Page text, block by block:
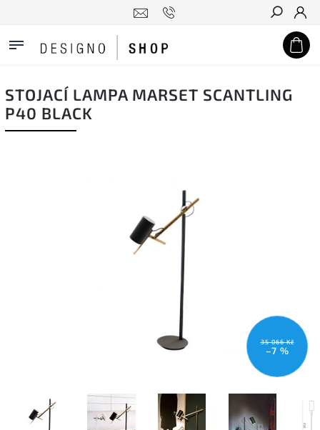
Hledat
STOJACÍ LAMPA MARSET SCANTLING
P40 BLACK
35 066 Kč
–7 %